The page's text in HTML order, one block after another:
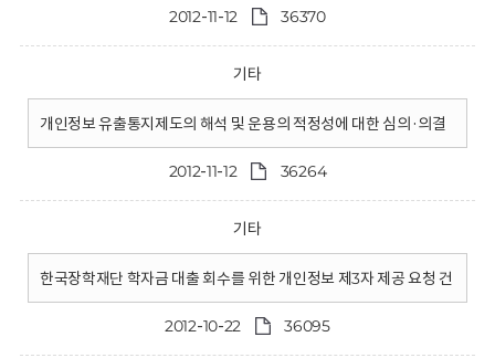
2012-11-12 36370
기타
개인정보 유출통지제도의 해석 및 운용의 적정성에 대한 심의·의결
2012-11-12 36264
기타
한국장학재단 학자금 대출 회수를 위한 개인정보 제3자 제공 요청 건
2012-10-22 36095